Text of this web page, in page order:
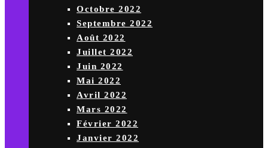
Octobre 2022
Septembre 2022
Août 2022
Juillet 2022
Juin 2022
Mai 2022
Avril 2022
Mars 2022
Février 2022
Janvier 2022